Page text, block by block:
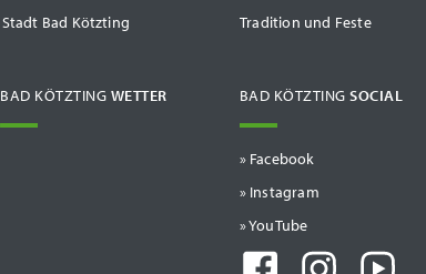
Stadt Bad Kötzting
Tradition und Feste
BAD KÖTZTING WETTER BAD KÖTZTING SOCIAL
» Facebook
» Instagram
» YouTube